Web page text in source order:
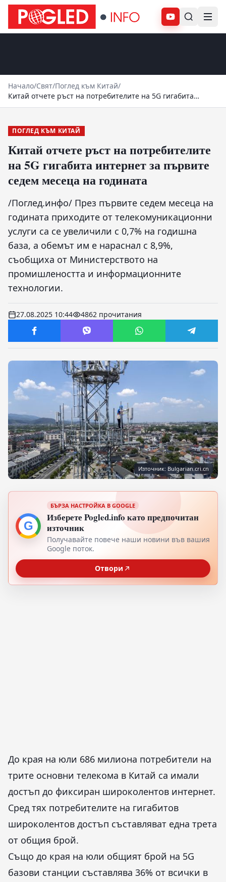
Абонирай се
Начало/Свят/Поглед към Китай/
Китай отчете ръст на потребителите на 5G гигабита
интернет за първите седем месеца на годината
ПОГЛЕД КЪМ КИТАЙ
Китай отчете ръст на потребителите
на 5G гигабита интернет за първите
седем месеца на годината
/Поглед.инфо/ През първите седем месеца на
годината приходите от телекомуникационни
услуги са се увеличили с 0,7% на годишна
база, а обемът им е нараснал с 8,9%,
съобщиха от Министерството на
промишлеността и информационните
технологии.
27.08.2025 10:44 4862 прочитания
Източник: Bulgarian.cri.cn
G
БЪРЗА НАСТРОЙКА В GOOGLE
Изберете Pogled.info като предпочитан
източник
Получавайте повече наши новини във вашия
Google поток.
Отвори
До края на юли 686 милиона потребители на
трите основни телекома в Китай са имали
достъп до фиксиран широколентов интернет.
Сред тях потребителите на гигабитов
широколентов достъп съставляват една трета
от общия брой.
Също до края на юли общият брой на 5G
базови станции съставлява 36% от всички в